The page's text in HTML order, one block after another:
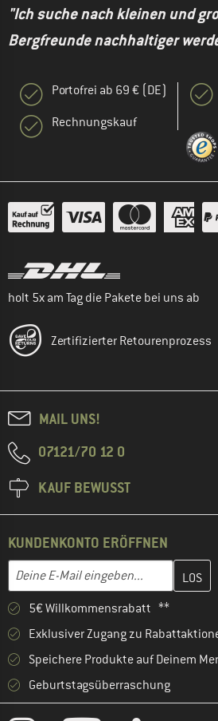
"Ich suche nach kleinen und
Bergfreunde nachhaltiger
Portofrei ab 69 € (DE)
Rechnungskauf
holt 5x am Tag die Pakete bei uns ab
Zertifizierter Retourenprozess
MAIL UNS!
07121/70 12 0
KAUF BEWUSST
KUNDENKONTO ERÖFFNEN
E-Mail-Adresse
Gib hier deine E-Mail-Adresse ein
5€ Willkommensrabatt **
Exklusiver Zugang zu
Speichere Produkte auf Deinem
Geburtstagsüberraschung